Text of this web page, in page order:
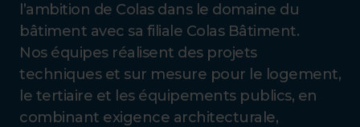
l’ambition de Colas dans le domaine du
bâtiment avec sa filiale Colas Bâtiment.
Nos équipes réalisent des projets
techniques et sur mesure pour le logement,
le tertiaire et les équipements publics, en
combinant exigence architecturale,